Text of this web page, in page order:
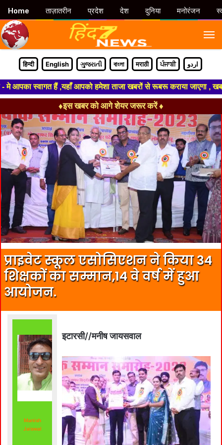
हिन्दी English ગુજરાતી বাংলা मराठी ਪੰਜਾਬੀ اردو
स्वागत हैं ,यहाँ आपको हमेशा ताजा खबरों से रूबरू कराया जाएगा , खबर
♦इस खबर को आगे शेयर जरूर करें ♦
प्राइवेट स्कूल एसोसिएशन ने किया 34
शिक्षकों का सम्मान,14 वे वर्ष में हुआ
आयोजन.
Manish
Jaiswal
इटारसी//मनीष जायसवाल
Home ताज़ातरीन प्रदेश देश दुनिया मनोरंजन